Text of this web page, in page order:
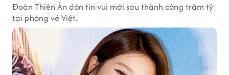
Đoàn Thiên Ân đón tin vui mới sau thành công trăm tỷ
tại phòng vé Việt.